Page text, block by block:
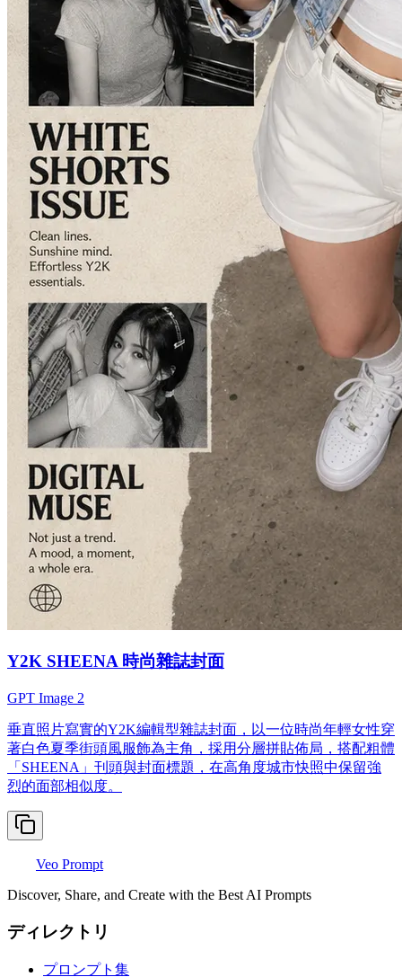
Y2K SHEENA 時尚雜誌封面
GPT Image 2
垂直照片寫實的Y2K編輯型雜誌封面，以一位時尚年輕女性穿
著白色夏季街頭風服飾為主角，採用分層拼貼佈局，搭配粗體
「SHEENA」刊頭與封面標題，在高角度城市快照中保留強
烈的面部相似度。
Veo Prompt
Discover, Share, and Create with the Best AI Prompts
ディレクトリ
プロンプト集